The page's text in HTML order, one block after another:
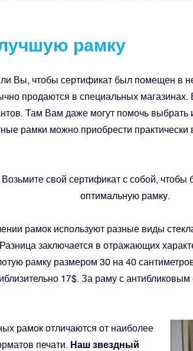
рамку
Вы, чтобы сертификат был помещен в
продаются в специальных магазинах.
Там Вам даже могут помочь
рамки можно приобрести практически
Возьмите свой сертификат с собой,
оптимальную рамку.
рамок используют разные виды
заключается в отражающих
рамку размером 30 на 40
17$. За раму с
рамок отличаются от наиболее
печати. Наш звездный